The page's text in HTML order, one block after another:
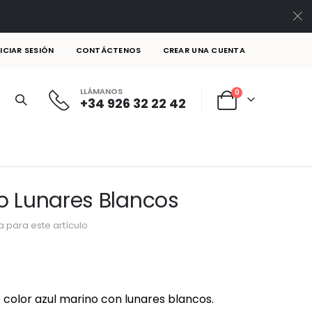
SESIÓN CONTÁCTENOS CREAR UNA CUENTA
LLÁMANOS
+34 926 32 22 42 Cart
0artículos
Lunares Blancos
para este artículo
azul marino con lunares blancos.